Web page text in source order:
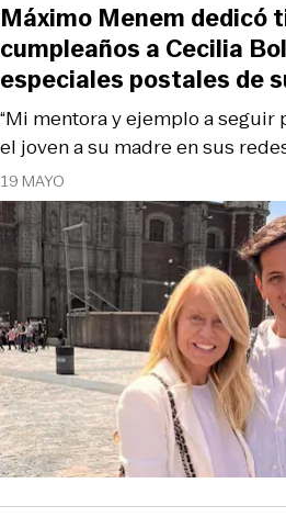
19 MAYO
“Mi mentora y ejemplo a seguir
el joven a su madre en sus
Máximo Menem dedicó
cumpleaños a Cecilia
especiales postales de